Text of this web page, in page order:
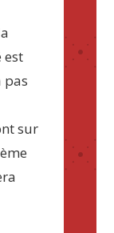
est
pas
sur